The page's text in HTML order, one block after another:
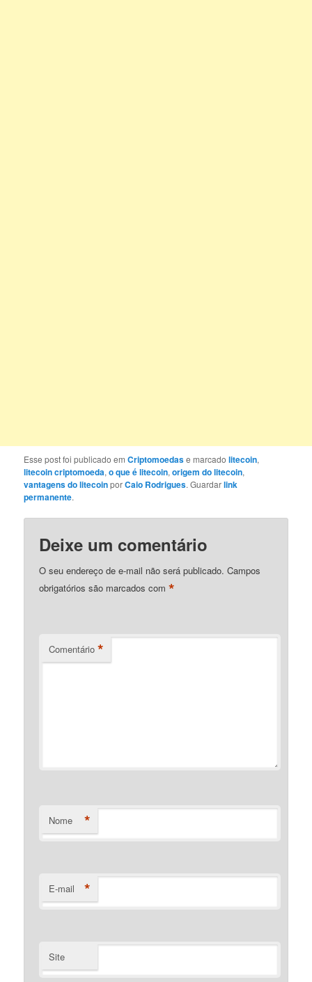
Esse post foi publicado emCriptomoedase marcadolitecoin,
litecoin criptomoeda,o que é litecoin,origem do litecoin,
vantagens do litecoinporCaio Rodrigues. Guardarlink
permanente.
Deixe um comentário
O seu endereço de e-mail não será publicado. Campos
obrigatórios são marcados com*
Comentário *
Nome *
E-mail *
Site